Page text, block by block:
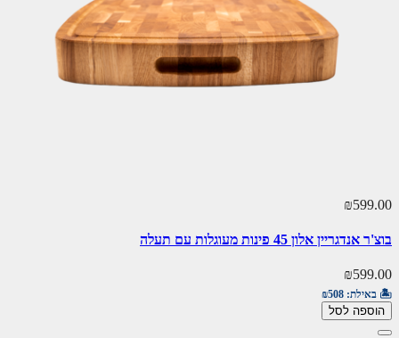
₪599.00
בוצ'ר אנדגריין אלון 45 פינות מעוגלות עם תעלה
₪599.00
🏝️ באילת: ₪508
הוספה לסל